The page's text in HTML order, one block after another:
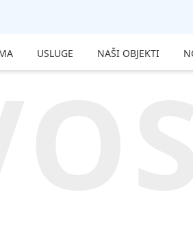
USLUGE NAŠI OBJEKTI